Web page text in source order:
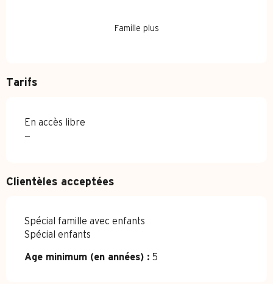
Famille plus
Tarifs
En accès libre
—
Clientèles acceptées
Spécial famille avec enfants
Spécial enfants
Age minimum (en années) : 5